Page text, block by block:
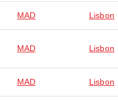
MAD Lisbon
MAD Lisbon
MAD Lisbon